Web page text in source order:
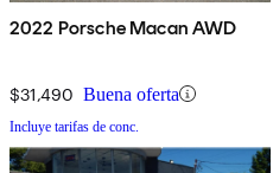
2022 Porsche Macan AWD
$31,490 Buena oferta
Incluye tarifas de conc.